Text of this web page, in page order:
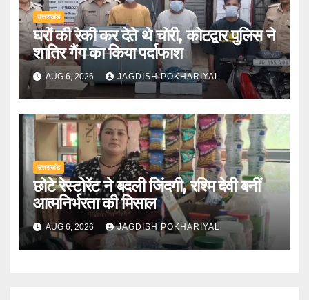
उत्तराखंड
घरों की रेकी कर देते थे चोरी, कोटद्वार पुलिस ने
शातिर गैंग का किया पर्दाफाश
AUG 6, 2026 JAGDISH POKHARIYAL
उत्तराखंड
छोटे रेस्टोरेंट ने बदली जिंदगी, रश्मि देवी बनीं
आत्मनिर्भरता की मिसाल
AUG 6, 2026 JAGDISH POKHARIYAL